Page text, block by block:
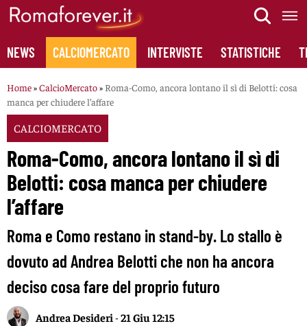
Skip
content
NEWS CALCIOMERCATO INTERVISTE STATISTICHE
Home»CalcioMercato» Roma-Como, ancora lontano il sì di Belotti: cosa
manca per chiudere l’affare
CALCIOMERCATO
Roma-Como, ancora lontano il sì di
Belotti: cosa manca per chiudere
l’affare
Roma e Como restano in stand-by. Lo stallo è
dovuto ad Andrea Belotti che non ha ancora
deciso cosa fare del proprio futuro
Andrea Desideri -21 Giu 12:15